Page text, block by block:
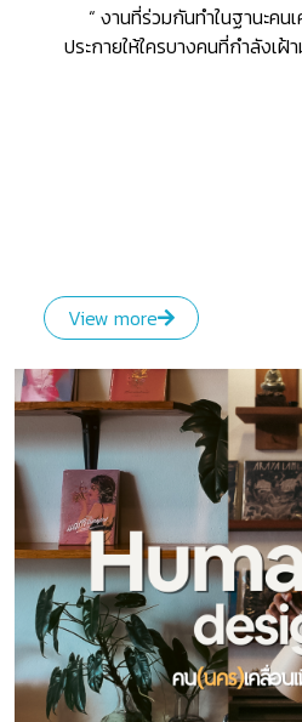
“ งานที่ร่วมกันทำในฐานะค
ประกายให้ใครบางคนที่กำลังเ
View more